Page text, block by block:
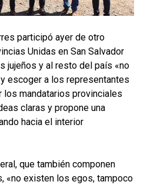
participó ayer de otro
Unidas en San Salvador
jujeños y al resto del país «no
escoger a los representantes
mandatarios provinciales
claras y propone una
hacia el interior
que también componen
«no existen los egos, tampoco